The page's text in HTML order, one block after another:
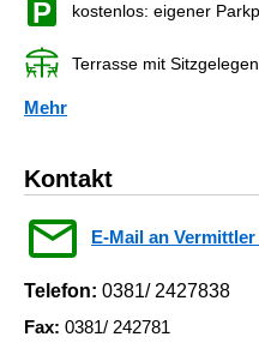
kostenlos: eigener
Terrasse mit
Mehr
Kontakt
E-Mail an
Telefon: 0381/ 2427838
Fax: 0381/ 242781